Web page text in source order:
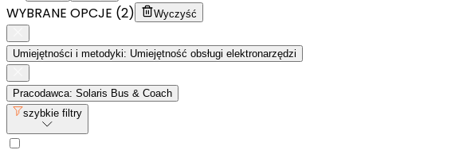
WYBRANE OPCJE (2) Wyczyść
Umiejętności i metodyki: Umiejętność obsługi elektronarzędzi
Pracodawca: Solaris Bus & Coach
szybkie filtry